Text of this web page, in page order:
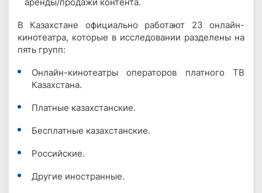
В Казахстане официально работают 23 онлайн-
кинотеатра, которые в исследовании разделены на
пять групп:
Онлайн-кинотеатры операторов платного ТВ
Казахстана.
Платные казахстанские.
Бесплатные казахстанские.
Российские.
Другие иностранные.